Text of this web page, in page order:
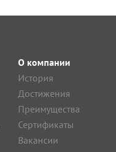
О компании
История
Достижения
Преимущества
Сертификаты
Вакансии